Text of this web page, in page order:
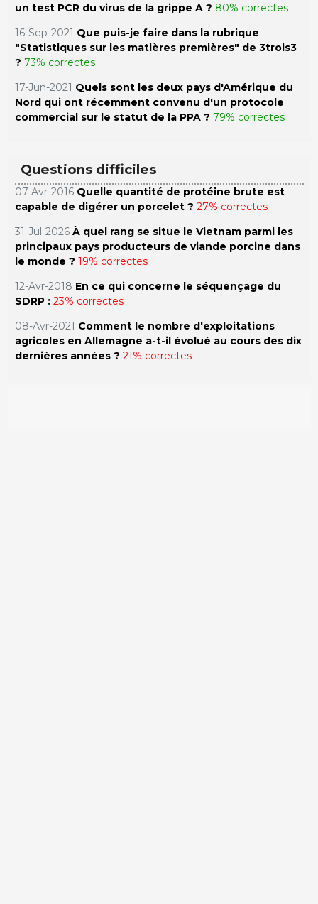
un test PCR du virus de la grippe A ? 80% correctes
16-Sep-2021 Que puis-je faire dans la rubrique
"Statistiques sur les matières premières" de 3trois3
? 73% correctes
17-Jun-2021 Quels sont les deux pays d'Amérique du
Nord qui ont récemment convenu d'un protocole
commercial sur le statut de la PPA ? 79% correctes
Questions difficiles
07-Avr-2016 Quelle quantité de protéine brute est
capable de digérer un porcelet ? 27% correctes
31-Jul-2026 À quel rang se situe le Vietnam parmi les
principaux pays producteurs de viande porcine dans
le monde ? 19% correctes
12-Avr-2018 En ce qui concerne le séquençage du
SDRP : 23% correctes
08-Avr-2021 Comment le nombre d'exploitations
agricoles en Allemagne a-t-il évolué au cours des dix
dernières années ? 21% correctes